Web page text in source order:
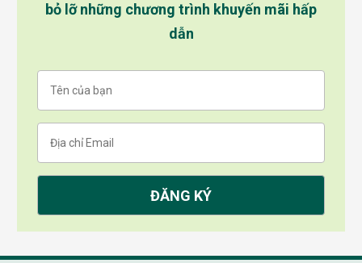
bỏ lỡ những chương trình khuyến mãi hấp
dẫn